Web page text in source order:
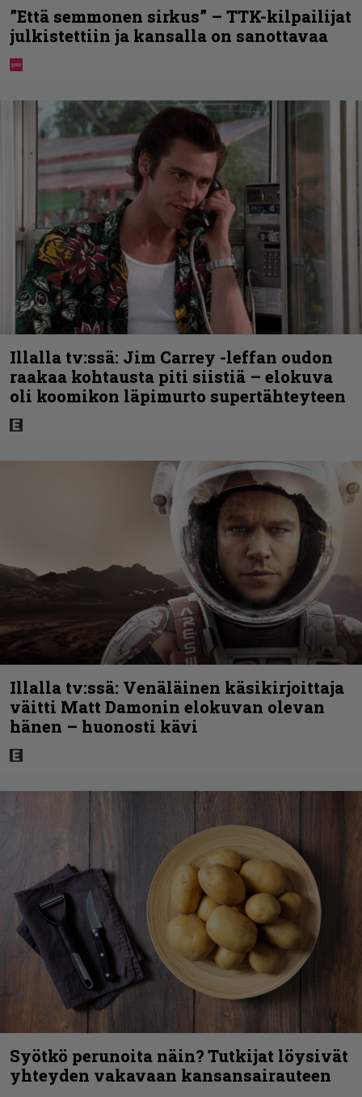
”Että semmonen sirkus” – TTK-kilpailijat
julkistettiin ja kansalla on sanottavaa
Illalla tv:ssä: Jim Carrey -leffan oudon
raakaa kohtausta piti siistiä – elokuva
oli koomikon läpimurto supertähteyteen
Illalla tv:ssä: Venäläinen käsikirjoittaja
väitti Matt Damonin elokuvan olevan
hänen – huonosti kävi
Syötkö perunoita näin? Tutkijat löysivät
yhteyden vakavaan kansansairauteen